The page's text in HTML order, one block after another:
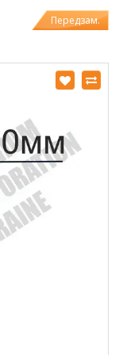
Передзам.